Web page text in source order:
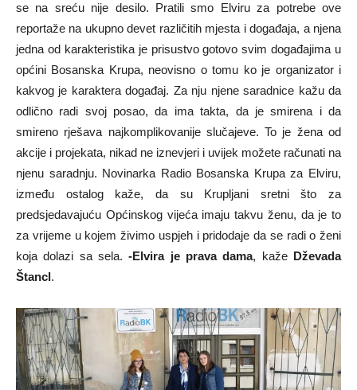
se na sreću nije desilo. Pratili smo Elviru za potrebe ove
reportaže na ukupno devet različitih mjesta i događaja, a njena
jedna od karakteristika je prisustvo gotovo svim događajima u
općini Bosanska Krupa, neovisno o tomu ko je organizator i
kakvog je karaktera događaj. Za nju njene saradnice kažu da
odlično radi svoj posao, da ima takta, da je smirena i da
smireno rješava najkomplikovanije slučajeve. To je žena od
akcije i projekata, nikad ne iznevjeri i uvijek možete računati na
njenu saradnju. Novinarka Radio Bosanska Krupa za Elviru,
između ostalog kaže, da su Krupljani sretni što za
predsjedavajuću Općinskog vijeća imaju takvu ženu, da je to
za vrijeme u kojem živimo uspjeh i pridodaje da se radi o ženi
koja dolazi sa sela.-Elvira je prava dama, kaže Dževada
Štancl.